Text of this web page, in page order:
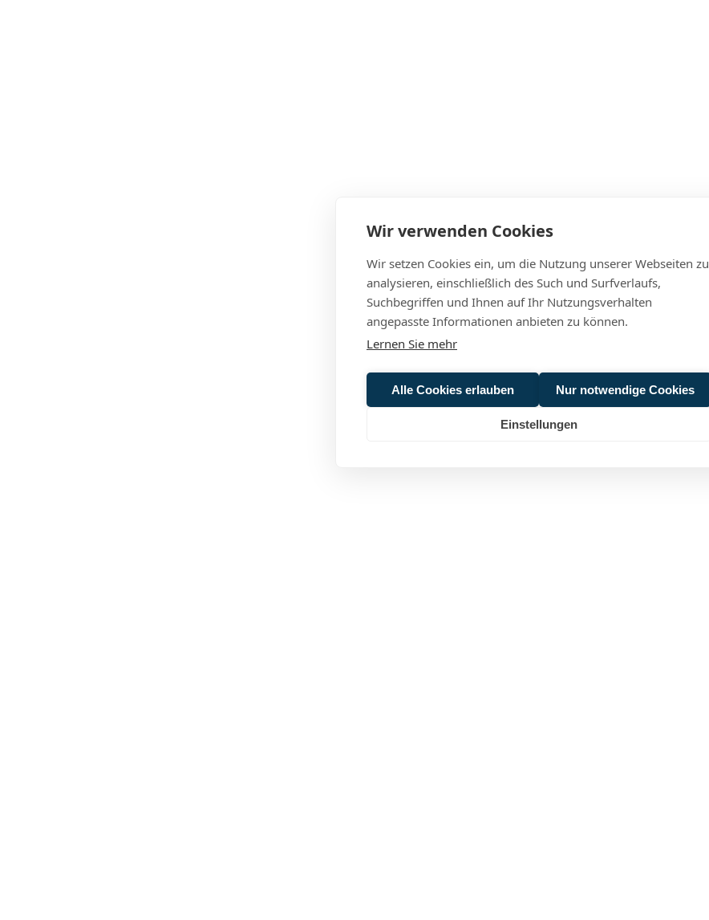
Wir verwenden Cookies
Wir setzen Cookies ein, um die Nutzung unserer Webseiten zu
analysieren, einschließlich des Such und Surfverlaufs,
Suchbegriffen und Ihnen auf Ihr Nutzungsverhalten
angepasste Informationen anbieten zu können.
Lernen Sie mehr
Alle Cookies erlauben Nur notwendige Cookies
Einstellungen